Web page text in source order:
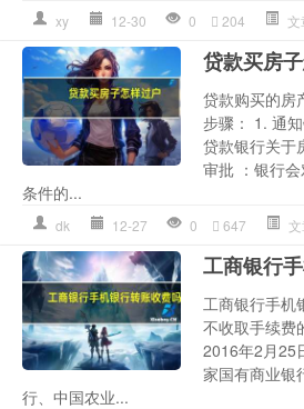
xy 12-30 0 204
贷款买房
贷款购买的房
步骤： 1. 通
贷款银行关于
审批 ：银行
条件的...
dk 12-27 0 647
工商银行
工商银行手机
不收取手续费
2016年2月25
家国有商业银
行、中国农业...